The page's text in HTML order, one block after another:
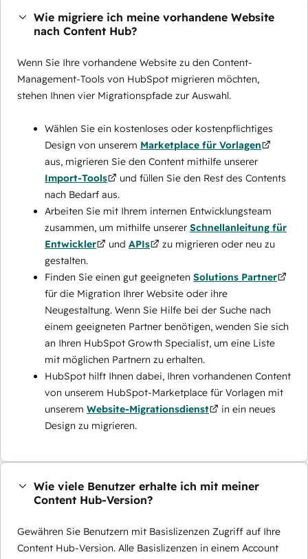
Wie migriere ich meine vorhandene Website
nach Content Hub?
Wenn Sie Ihre vorhandene Website zu den Content-
Management-Tools von HubSpot migrieren möchten,
stehen Ihnen vier Migrationspfade zur Auswahl.
Wählen Sie ein kostenloses oder kostenpflichtiges
Design von unserem Marketplace für Vorlagen
aus, migrieren Sie den Content mithilfe unserer
Import-Tools
und füllen Sie den Rest des Contents
nach Bedarf aus.
Arbeiten Sie mit Ihrem internen Entwicklungsteam
zusammen, um mithilfe unserer Schnellanleitung für
Entwickler
und APIs
zu migrieren oder neu zu
gestalten.
Finden Sie einen gut geeigneten Solutions Partner
für die Migration Ihrer Website oder ihre
Neugestaltung. Wenn Sie Hilfe bei der Suche nach
einem geeigneten Partner benötigen, wenden Sie sich
an Ihren HubSpot Growth Specialist, um eine Liste
mit möglichen Partnern zu erhalten.
HubSpot hilft Ihnen dabei, Ihren vorhandenen Content
von unserem HubSpot-Marketplace für Vorlagen mit
unserem Website-Migrationsdienst
in ein neues
Design zu migrieren.
Wie viele Benutzer erhalte ich mit meiner
Content Hub-Version?
Gewähren Sie Benutzern mit Basislizenzen Zugriff auf Ihre
Content Hub-Version. Alle Basislizenzen in einem Account